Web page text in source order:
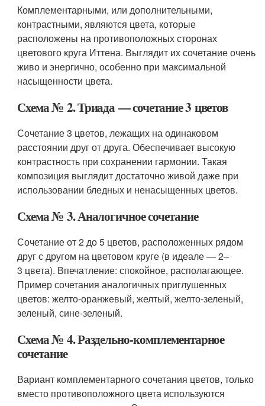
Комплементарными, или дополнительными,
контрастными, являются цвета, которые
расположены на противоположных сторонах
цветового круга Иттена. Выглядит их сочетание очень
живо и энергично, особенно при максимальной
насыщенности цвета.
Схема № 2. Триада — сочетание 3 цветов
Сочетание 3 цветов, лежащих на одинаковом
расстоянии друг от друга. Обеспечивает высокую
контрастность при сохранении гармонии. Такая
композиция выглядит достаточно живой даже при
использовании бледных и ненасыщенных цветов.
Схема № 3. Аналогичное сочетание
Сочетание от 2 до 5 цветов, расположенных рядом
друг с другом на цветовом круге (в идеале — 2–
3 цвета). Впечатление: спокойное, располагающее.
Пример сочетания аналогичных приглушенных
цветов: желто-оранжевый, желтый, желто-зеленый,
зеленый, сине-зеленый.
Схема № 4. Раздельно-комплементарное
сочетание
Вариант комплементарного сочетания цветов, только
вместо противоположного цвета используются